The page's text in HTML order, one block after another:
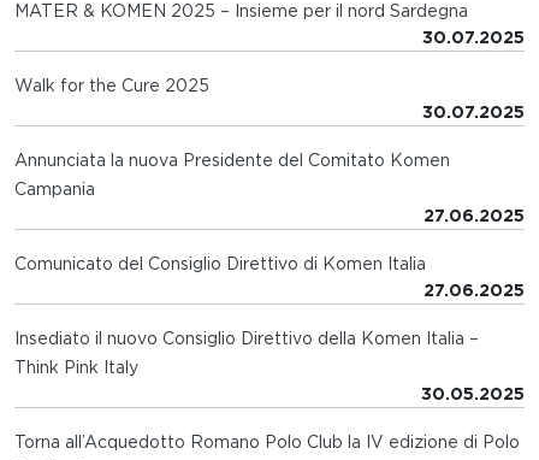
MATER & KOMEN 2025 – Insieme per il nord Sardegna
30.07.2025
Walk for the Cure 2025
30.07.2025
Annunciata la nuova Presidente del Comitato Komen
Campania
27.06.2025
Comunicato del Consiglio Direttivo di Komen Italia
27.06.2025
Insediato il nuovo Consiglio Direttivo della Komen Italia –
Think Pink Italy
30.05.2025
Torna all’Acquedotto Romano Polo Club la IV edizione di Polo